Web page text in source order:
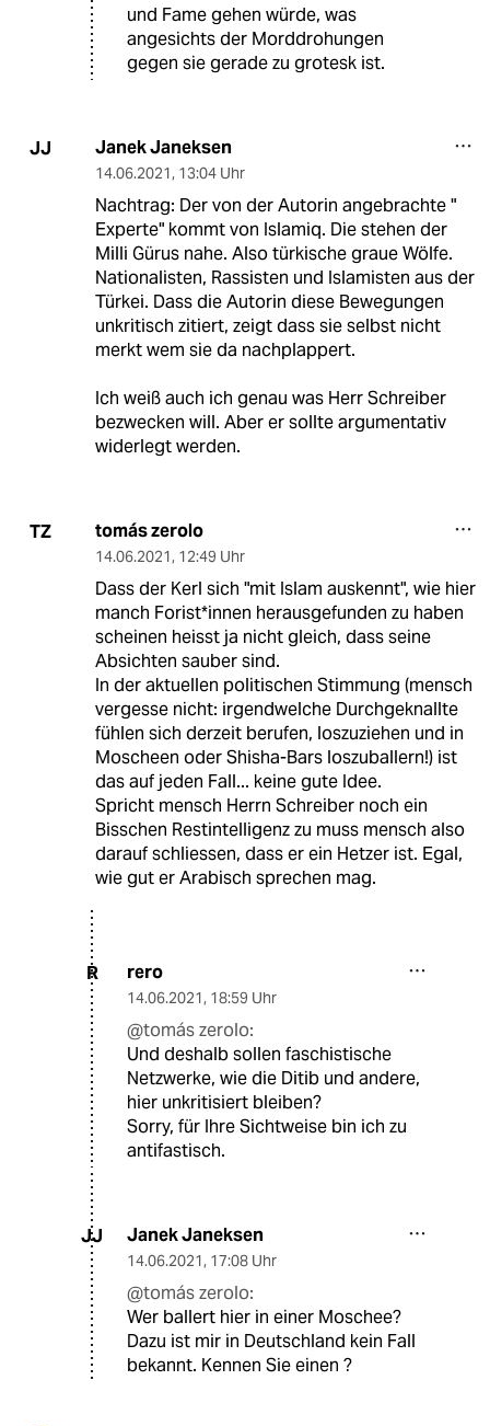
und Fame gehen würde, was
angesichts der Morddrohungen
gegen sie gerade zu grotesk ist.
JJ Janek Janeksen
14.06.2021, 13:04 Uhr
Nachtrag: Der von der Autorin angebrachte "
Experte" kommt von Islamiq. Die stehen der
Milli Gürus nahe. Also türkische graue Wölfe.
Nationalisten, Rassisten und Islamisten aus der
Türkei. Dass die Autorin diese Bewegungen
unkritisch zitiert, zeigt dass sie selbst nicht
merkt wem sie da nachplappert.
Ich weiß auch ich genau was Herr Schreiber
bezwecken will. Aber er sollte argumentativ
widerlegt werden.
TZ tomás zerolo
14.06.2021, 12:49 Uhr
Dass der Kerl sich "mit Islam auskennt", wie hier
manch Forist*innen herausgefunden zu haben
scheinen heisst ja nicht gleich, dass seine
Absichten sauber sind.
In der aktuellen politischen Stimmung (mensch
vergesse nicht: irgendwelche Durchgeknallte
fühlen sich derzeit berufen, loszuziehen und in
Moscheen oder Shisha-Bars loszuballern!) ist
das auf jeden Fall... keine gute Idee.
Spricht mensch Herrn Schreiber noch ein
Bisschen Restintelligenz zu muss mensch also
darauf schliessen, dass er ein Hetzer ist. Egal,
wie gut er Arabisch sprechen mag.
R rero
14.06.2021, 18:59 Uhr
@tomás zerolo:
Und deshalb sollen faschistische
Netzwerke, wie die Ditib und andere,
hier unkritisiert bleiben?
Sorry, für Ihre Sichtweise bin ich zu
antifastisch.
JJ Janek Janeksen
14.06.2021, 17:08 Uhr
@tomás zerolo:
Wer ballert hier in einer Moschee?
Dazu ist mir in Deutschland kein Fall
bekannt. Kennen Sie einen ?